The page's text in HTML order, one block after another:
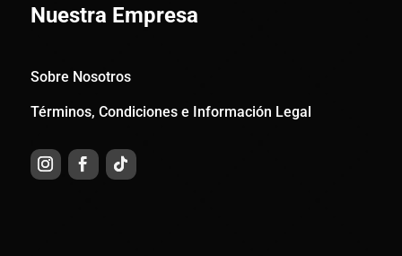
Nuestra Empresa
Sobre Nosotros
Términos, Condiciones e Información Legal